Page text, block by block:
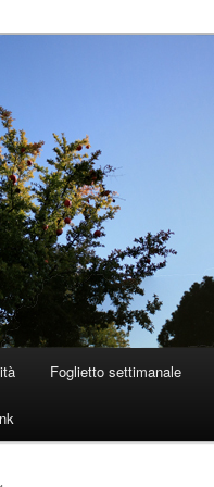
Foglietto settimanale